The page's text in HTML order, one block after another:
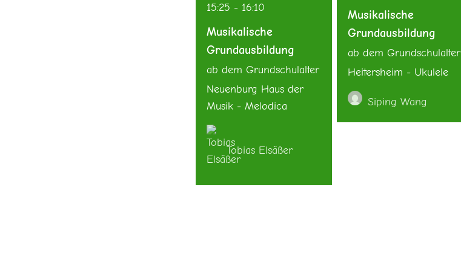
15:25 - 16:10
Musikalische
Grundausbildung
ab dem Grundschulalter
Neuenburg Haus der
Musik - Melodica
Tobias Elsäßer
Musikalische
Grundausbildung
ab dem Grundschulalter
Heitersheim - Ukulele
Siping Wang